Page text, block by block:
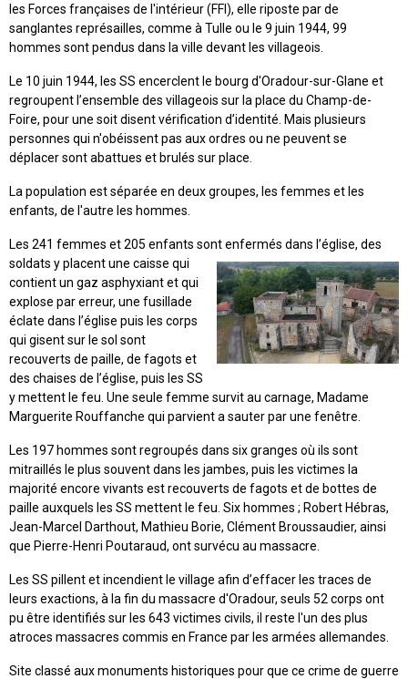
les Forces françaises de l'intérieur (FFI), elle riposte par de
sanglantes représailles, comme à Tulle ou le 9 juin 1944, 99
hommes sont pendus dans la ville devant les villageois.
Le 10 juin 1944, les SS encerclent le bourg d'Oradour-sur-Glane et
regroupent l’ensemble des villageois sur la place du Champ-de-
Foire, pour une soit disent vérification d’identité. Mais plusieurs
personnes qui n'obéissent pas aux ordres ou ne peuvent se
déplacer sont abattues et brulés sur place.
La population est séparée en deux groupes, les femmes et les
enfants, de l'autre les hommes.
Les 241 femmes et 205 enfants sont enfermés dans l’église, des
soldats y placent une caisse qui
contient un gaz asphyxiant et qui
explose par erreur, une fusillade
éclate dans l’église puis les corps
qui gisent sur le sol sont
recouverts de paille, de fagots et
des chaises de l’église, puis les SS
y mettent le feu. Une seule femme survit au carnage, Madame
Marguerite Rouffanche qui parvient a sauter par une fenêtre.
Les 197 hommes sont regroupés dans six granges où ils sont
mitraillés le plus souvent dans les jambes, puis les victimes la
majorité encore vivants est recouverts de fagots et de bottes de
paille auxquels les SS mettent le feu. Six hommes ; Robert Hébras,
Jean-Marcel Darthout, Mathieu Borie, Clément Broussaudier, ainsi
que Pierre-Henri Poutaraud, ont survécu au massacre.
Les SS pillent et incendient le village afin d’effacer les traces de
leurs exactions, à la fin du massacre d'Oradour, seuls 52 corps ont
pu être identifiés sur les 643 victimes civils, il reste l'un des plus
atroces massacres commis en France par les armées allemandes.
Site classé aux monuments historiques pour que ce crime de guerre